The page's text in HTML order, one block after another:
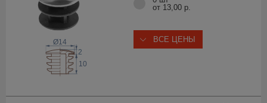
10
2
Ø14
от 13,00 р.
ВСЕ ЦЕНЫ